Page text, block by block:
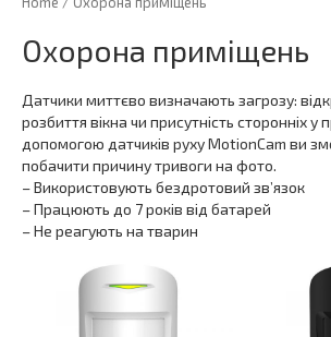
Охорона приміщень
Датчики миттєво визначають загрозу:
розбиття вікна чи присутність сторонніх у
допомогою датчиків руху MotionCam ви
побачити причину тривоги на фото.
– Використовують бездротовий зв’язок
– Працюють до 7 років від батарей
– Не реагують на тварин